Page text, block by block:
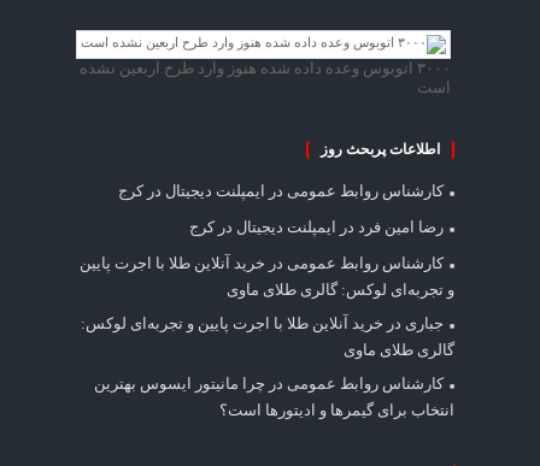
۳۰۰۰ اتوبوس وعده داده شده هنوز وارد طرح اربعین نشده
است
اطلاعات پربحث روز
کارشناس روابط عمومی در
ایمپلنت دیجیتال در کرج
رضا امین فرد در
ایمپلنت دیجیتال در کرج
کارشناس روابط عمومی در خرید آنلاین طلا با اجرت پایین
و تجربه‌ای لوکس: گالری طلای ماوی
جباری در خرید آنلاین طلا با اجرت پایین و تجربه‌ای لوکس:
گالری طلای ماوی
کارشناس روابط عمومی در چرا مانیتور ایسوس بهترین
انتخاب برای گیمرها و ادیتورها است؟